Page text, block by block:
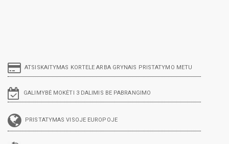
ATSISKAITYMAS KORTELE ARBA GRYNAIS PRISTATYMO METU
GALIMYBĖ MOKĖTI 3 DALIMIS BE PABRANGIMO
PRISTATYMAS VISOJE EUROPOJE